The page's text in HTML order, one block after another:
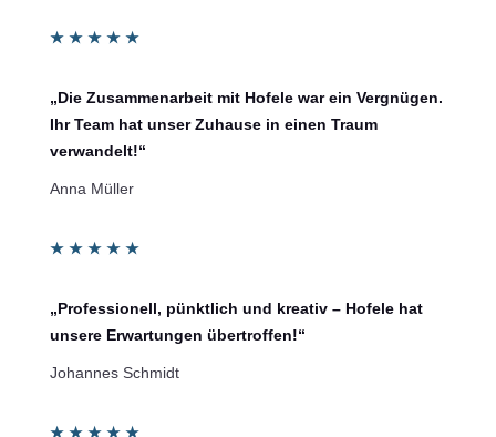
★ ★ ★ ★ ★
„Die Zusammenarbeit mit Hofele war ein Vergnügen.
Ihr Team hat unser Zuhause in einen Traum
verwandelt!“
Anna Müller
★ ★ ★ ★ ★
„Professionell, pünktlich und kreativ – Hofele hat
unsere Erwartungen übertroffen!“
Johannes Schmidt
★ ★ ★ ★ ★